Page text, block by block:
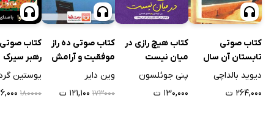
کتاب صوتی
تابستان آن سال
دیوید بالداچی
۲۶۴,۰۰۰ ت
کتاب هیچ رازی در
میان نیست
پنی جوئلسون
۱۳۰,۰۰۰ ت
کتاب صوتی ده راز
موفقیت و آرامش
درونی
وین دایر
۱۷۳۰۰۰ ۱۲۱,۱۰۰ ت
کتاب
رهبر سیرک
یوستین
۱۸۰۰۰۰